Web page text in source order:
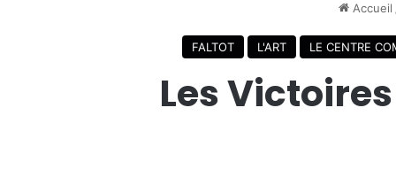
Accueil
FALTOT L'ART LE CENTRE
Les